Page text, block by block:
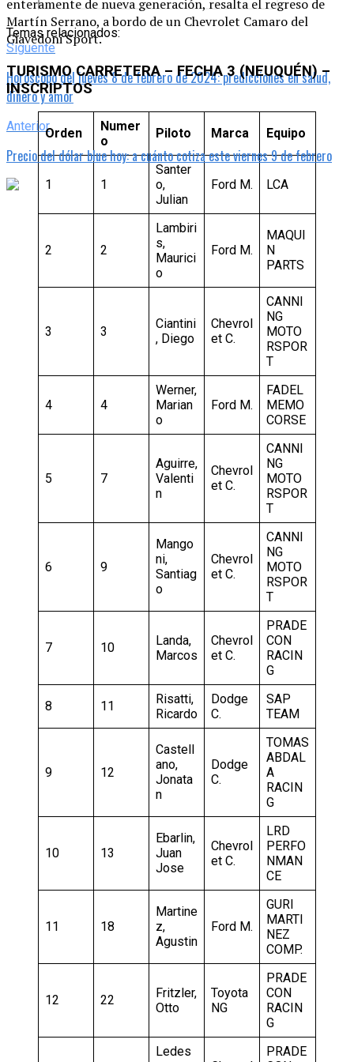
Temas relacionados:
Siguente
Horóscopo del jueves 8 de febrero de 2024: predicciones en salud,
dinero y amor
Anterior
Precio del dólar blue hoy: a cuánto cotiza este viernes 9 de febrero
enteramente de nueva generación, resalta el regreso de
Martín Serrano, a bordo de un Chevrolet Camaro del
Giavedoni Sport.
TURISMO CARRETERA – FECHA 3 (NEUQUÉN) –
INSCRIPTOS
Orden
Numer
o
Piloto Marca Equipo
1 1
Santer
o,
Julian
Ford M. LCA
2 2
Lambiri
s,
Maurici
o
Ford M.
MAQUI
N
PARTS
3 3
Ciantini
, Diego
Chevrol
et C.
CANNI
NG
MOTO
RSPOR
T
4 4
Werner,
Marian
o
Ford M.
FADEL
MEMO
CORSE
5 7
Aguirre,
Valenti
n
Chevrol
et C.
CANNI
NG
MOTO
RSPOR
T
6 9
Mango
ni,
Santiag
o
Chevrol
et C.
CANNI
NG
MOTO
RSPOR
T
7 10
Landa,
Marcos
Chevrol
et C.
PRADE
CON
RACIN
G
8 11
Risatti,
Ricardo
Dodge
C.
SAP
TEAM
9 12
Castell
ano,
Jonata
n
Dodge
C.
TOMAS
ABDAL
A
RACIN
G
10 13
Ebarlin,
Juan
Jose
Chevrol
et C.
LRD
PERFO
NMAN
CE
11 18
Martine
z,
Agustin
Ford M.
GURI
MARTI
NEZ
COMP.
12 22
Fritzler,
Otto
Toyota
NG
PRADE
CON
RACIN
G
Ledes
PRADE